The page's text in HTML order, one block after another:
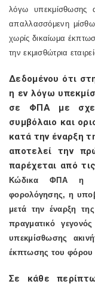
λόγω υπεκμίσθωσης
απαλλασσόμενη
χωρίς δικαίωμα
την εκμισθώτρια
Δεδομένου ότι
η εν λόγω
σε ΦΠΑ με
συμβόλαιο και
κατά την έναρξη
αποτελεί την
παρέχεται από
Κώδικα ΦΠΑ η
φορολόγησης, η
μετά την έναρξη
πραγματικό
υπεκμίσθωσης
έκπτωσης του φόρου
Σε κάθε